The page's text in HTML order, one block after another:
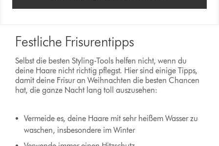
Festliche Frisurentipps
Selbst die besten Styling-Tools helfen nicht, wenn du
deine Haare nicht richtig pflegst. Hier sind einige Tipps,
damit deine Frisur an Weihnachten die besten Chancen
hat, die ganze Nacht lang toll auszusehen:
Vermeide es, deine Haare mit sehr heißem Wasser zu
waschen, insbesondere im Winter